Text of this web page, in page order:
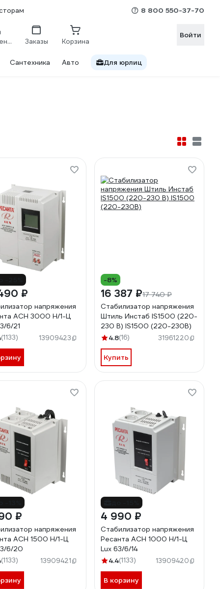
8 800 550-37-70
Сравнение Заказы Корзина
Войти
Сантехника Авто Для юрлиц
₽
напряжения
АСН 3000 Н/1-Ц
6/21
(1133) 13909423
-8%
16 387 ₽17 740 ₽
Стабилизатор напряжения
Штиль Инстаб IS1500 (220-
230 В) IS1500 (220-230В)
4.8(16) 31961220
Купить
₽
напряжения
АСН 1500 Н/1-Ц
6/20
(1133) 13909421
4 990 ₽
Стабилизатор напряжения
Ресанта АСН 1000 Н/1-Ц
Lux 63/6/14
4.4(1133) 13909420
В корзину